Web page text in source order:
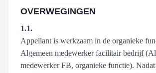
OVERWEGINGEN
1.1.
Appellant is werkzaam in de organieke
Algemeen medewerker facilitair bedrijf
medewerker FB, organieke functie).